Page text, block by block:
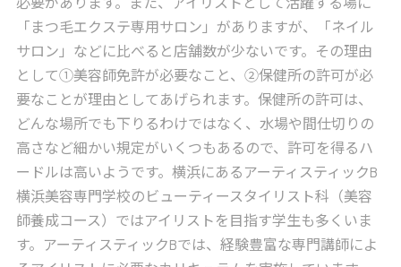
「まつ毛エクステ専用サロン」がありますが、「ネイル
サロン」などに比べると店舗数が少ないです。その理由
として①美容師免許が必要なこと、②保健所の許可が必
要なことが理由としてあげられます。保健所の許可は、
どんな場所でも下りるわけではなく、水場や間仕切りの
高さなど細かい規定がいくつもあるので、許可を得るハ
ードルは高いようです。横浜にあるアーティスティックB
横浜美容専門学校のビューティースタイリスト科（美容
師養成コース）ではアイリストを目指す学生も多くいま
す。アーティスティックBでは、経験豊富な専門講師によ